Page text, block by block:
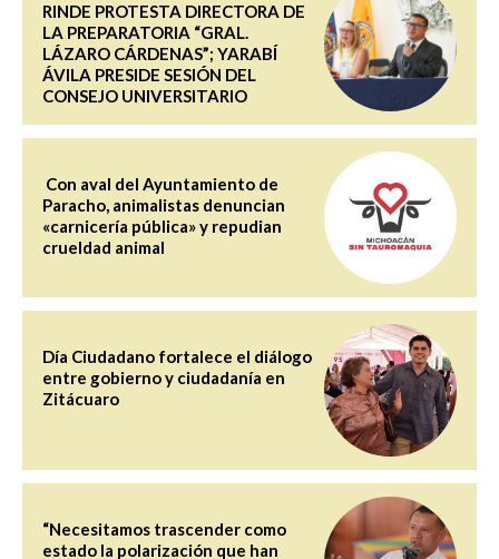
RINDE PROTESTA DIRECTORA DE
LA PREPARATORIA “GRAL.
LÁZARO CÁRDENAS”; YARABÍ
ÁVILA PRESIDE SESIÓN DEL
CONSEJO UNIVERSITARIO
Con aval del Ayuntamiento de
Paracho, animalistas denuncian
«carnicería pública» y repudian
crueldad animal
Día Ciudadano fortalece el diálogo
entre gobierno y ciudadanía en
Zitácuaro
“Necesitamos trascender como
estado la polarización que han